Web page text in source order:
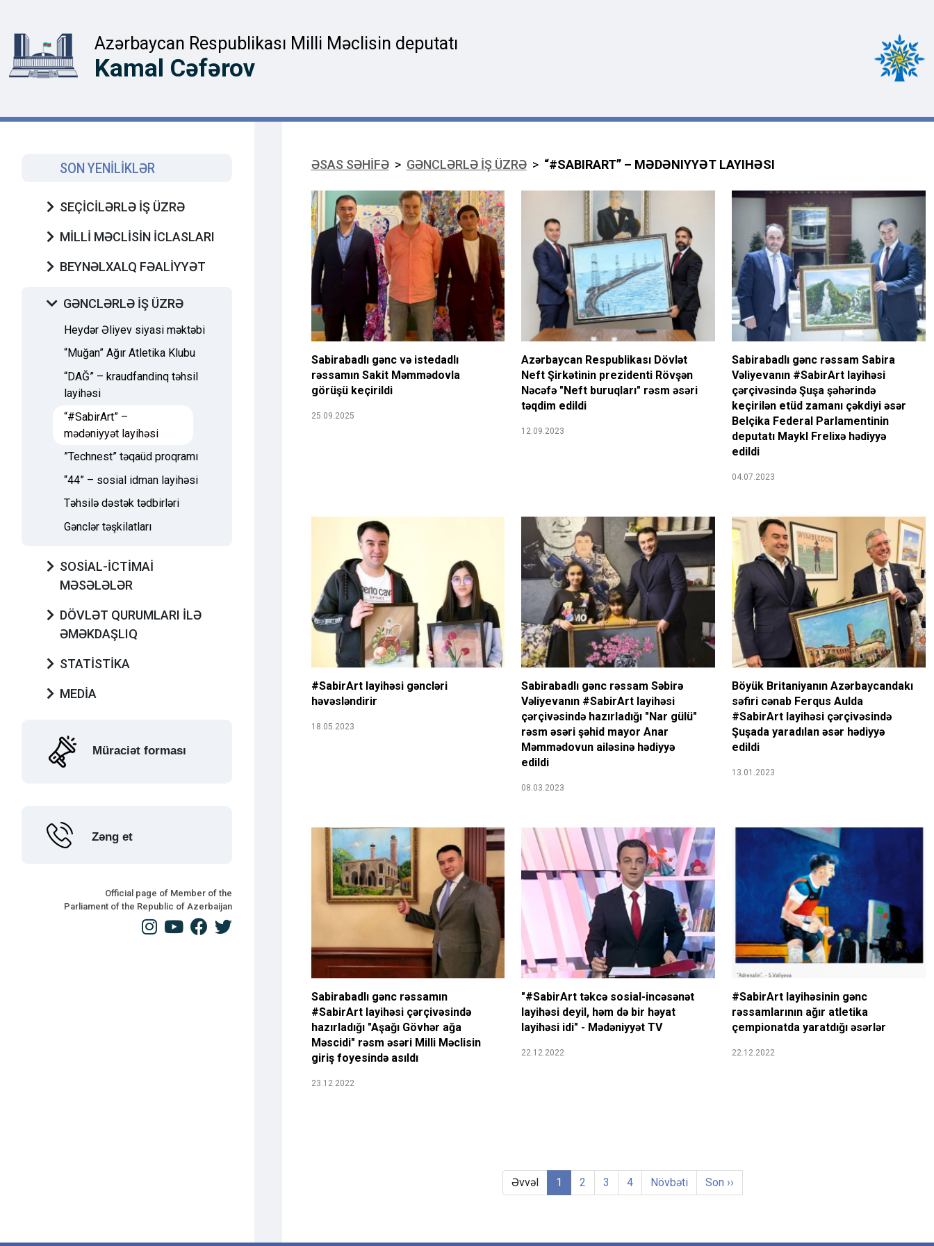
Azərbaycan Respublikası Milli Məclisin deputatı
Kamal Cəfərov
SON YENİLİKLƏR
SEÇİCİLƏRLƏ İŞ ÜZRƏ
MİLLİ MƏCLİSİN İCLASLARI
BEYNƏLXALQ FƏALİYYƏT
GƏNCLƏRLƏ İŞ ÜZRƏ
Heydər Əliyev siyasi məktəbi
“Muğan” Ağır Atletika Klubu
“DAĞ” – kraudfandinq təhsil
layihəsi
“#SabirArt” –
mədəniyyət layihəsi
”Technest” təqaüd proqramı
“44” – sosial idman layihəsi
Təhsilə dəstək tədbirləri
Gənclər təşkilatları
SOSİAL-İCTİMAİ
MƏSƏLƏLƏR
DÖVLƏT QURUMLARI İLƏ
ƏMƏKDAŞLIQ
STATİSTİKA
MEDİA
Müraciət forması
Zəng et
Official page of Member of the
Parliament of the Republic of Azerbaijan
ƏSAS SƏHİFƏ > GƏNCLƏRLƏ İŞ ÜZRƏ > “#SABIRART” – MƏDƏNIYYƏT LAYIHƏSI
Sabirabadlı gənc və istedadlı
rəssamın Sakit Məmmədovla
görüşü keçirildi
25.09.2025
Azərbaycan Respublikası Dövlət
Neft Şirkətinin prezidenti Rövşən
Nəcəfə "Neft buruqları" rəsm əsəri
təqdim edildi
12.09.2023
Sabirabadlı gənc rəssam Sabira
Vəliyevanın #SabirArt layihəsi
çərçivəsində Şuşa şəhərində
keçirilən etüd zamanı çəkdiyi əsər
Belçika Federal Parlamentinin
deputatı Maykl Frelixə hədiyyə
edildi
04.07.2023
#SabirArt layihəsi gəncləri
həvəsləndirir
18.05.2023
Sabirabadlı gənc rəssam Səbirə
Vəliyevanın #SabirArt layihəsi
çərçivəsində hazırladığı "Nar gülü"
rəsm əsəri şəhid mayor Anar
Məmmədovun ailəsinə hədiyyə
edildi
08.03.2023
Böyük Britaniyanın Azərbaycandakı
səfiri cənab Ferqus Aulda
#SabirArt layihəsi çərçivəsində
Şuşada yaradılan əsər hədiyyə
edildi
13.01.2023
Sabirabadlı gənc rəssamın
#SabirArt layihəsi çərçivəsində
hazırladığı "Aşağı Gövhər ağa
Məscidi" rəsm əsəri Milli Məclisin
giriş foyesində asıldı
23.12.2022
"#SabirArt təkcə sosial-incəsənət
layihəsi deyil, həm də bir həyat
layihəsi idi" - Mədəniyyət TV
22.12.2022
#SabirArt layihəsinin gənc
rəssamlarının ağır atletika
çempionatda yaratdığı əsərlər
22.12.2022
Əvvəl 1 2 3 4 Növbəti Son ››